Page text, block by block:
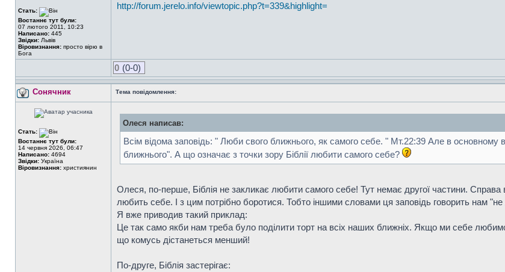
Стать:
Востаннє тут були:
07 лютого 2011, 10:23
Написано: 445
Звідки: Львів
Віровизнання: просто вірю в
Бога
http://forum.jerelo.info/viewtopic.php?t=339&highlight=
0 (0-0)
Сонячник Тема повідомлення:
Стать:
Востаннє тут були:
14 червня 2026, 06:47
Написано: 4694
Звідки: Україна
Віровизнання: християнин
Олеся написав:
Всім відома заповідь: " Люби свого ближнього, як самого себе. " Мт.22:39 Але в
ближнього". А що означає з точки зору Біблії любити самого себе?
Олеся, по-перше, Біблія не закликає любити самого себе! Тут немає другої частини.
любить себе. І з цим потрібно боротися. Тобто іншими словами ця заповідь говорить нам
Я вже приводив такий приклад:
Це так само якби нам треба було поділити торт на всіх наших ближніх. Якщо ми себе
що комусь дістанеться менший!
По-друге, Біблія застерігає: